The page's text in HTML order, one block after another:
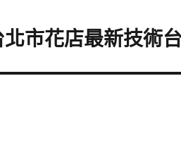
市花店最新技術